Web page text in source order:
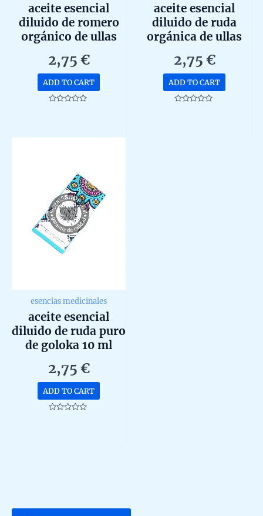
aceite esencial
diluido de romero
orgánico de ullas
2,75 €
ADD TO CART
5
aceite esencial
diluido de ruda
orgánica de ullas
2,75 €
ADD TO CART
esencias medicinales
aceite esencial
diluido de ruda puro
de goloka 10 ml
2,75 €
ADD TO CART